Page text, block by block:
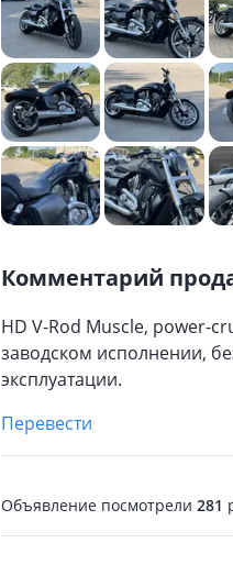
Комментарий
HD V-Rod Muscle, power-
заводском исполнении,
эксплуатации.
Перевести
Объявление посмотрели 281